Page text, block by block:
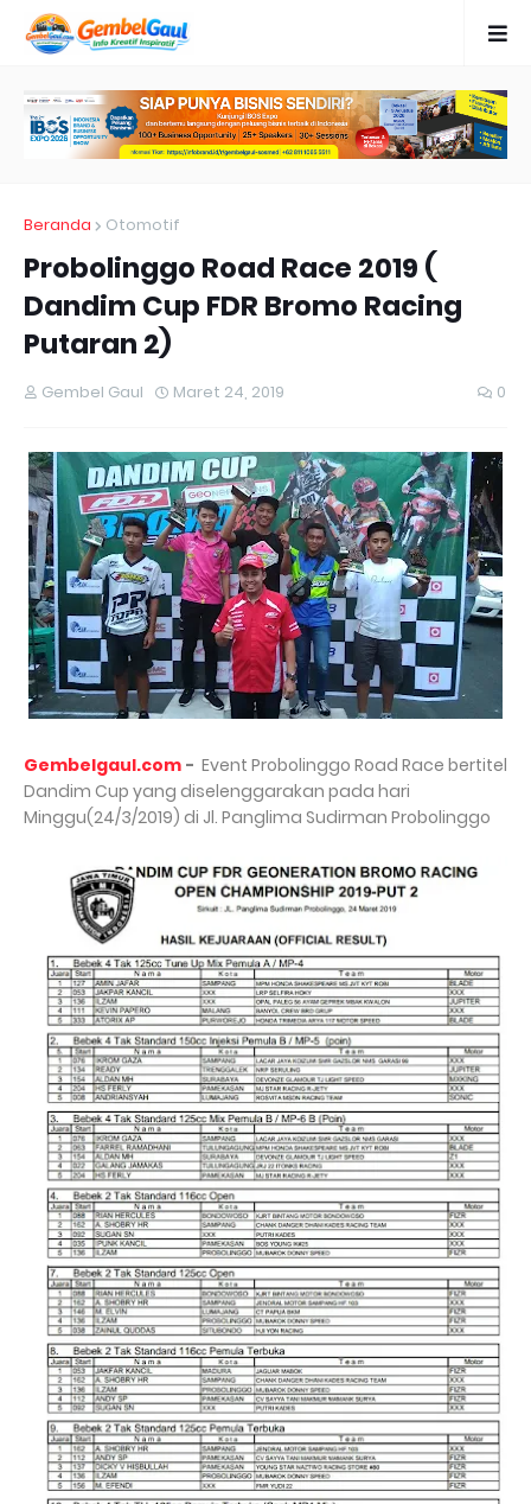
Beranda Otomotif
Probolinggo Road Race 2019 (
Dandim Cup FDR Bromo Racing
Putaran 2)
Gembel Gaul Maret 24, 2019 0
Gembelgaul.com - Event Probolinggo Road Race bertitel
Dandim Cup yang diselenggarakan pada hari
Minggu(24/3/2019) di Jl. Panglima Sudirman Probolinggo